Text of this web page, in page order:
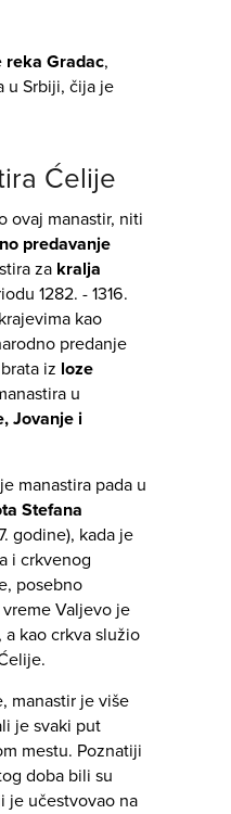
reka Gradac,
u Srbiji, čija je
Ćelije
ovaj manastir, niti
predavanje
za kralja
1282. - 1316.
kao
predanje
iz loze
u
Jovanje i
manastira pada u
Stefana
godine), kada je
i crkvenog
posebno
Valjevo je
kao crkva služio
manastir je više
je svaki put
mestu. Poznatiji
doba bili su
je učestvovao na